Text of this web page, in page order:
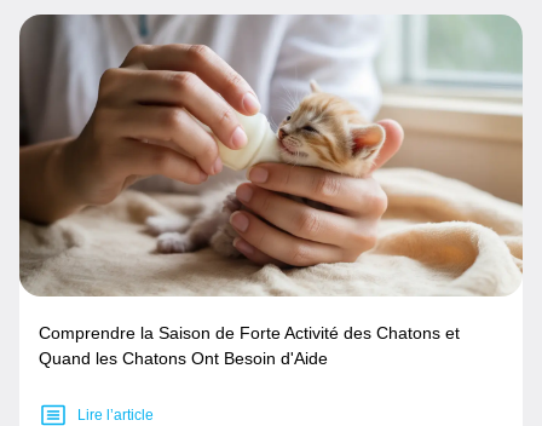
Comprendre la Saison de Forte Activité des Chatons et
Quand les Chatons Ont Besoin d'Aide
Lire l’article